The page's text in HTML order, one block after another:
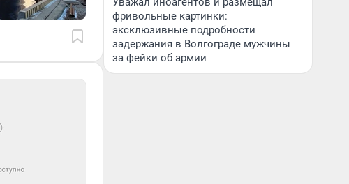
фривольные картинки:
эксклюзивные подробности
задержания в Волгограде мужчины
за фейки об армии